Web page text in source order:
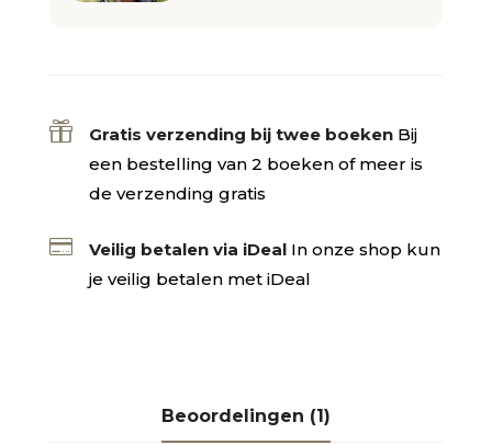
 Gratis verzending bij twee boeken Bij
een bestelling van 2 boeken of meer is
de verzending gratis
 Veilig betalen via iDeal In onze shop kun
je veilig betalen met iDeal
Beoordelingen (1)